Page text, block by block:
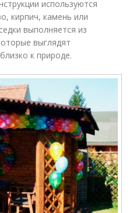
используются
кирпич, камень или
выполняется из
выглядят
к природе.